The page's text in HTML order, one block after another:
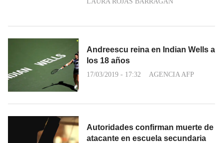
Andreescu reina en Indian Wells a
los 18 años
17/03/2019 - 17:32 AGENCIA AFP
Autoridades confirman muerte de
atacante en escuela secundaria